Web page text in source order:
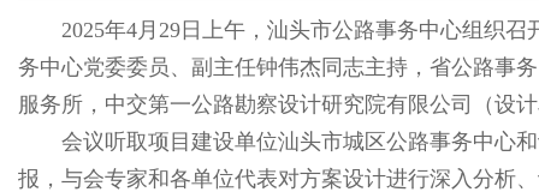
2025年4月29日上午，汕头市公路事务中心组织召
务中心党委委员、副主任钟伟杰同志主持，省公路事
服务所，中交第一公路勘察设计研究院有限公司（设
会议听取项目建设单位汕头市城区公路事务中心和
报，与会专家和各单位代表对方案设计进行深入分析